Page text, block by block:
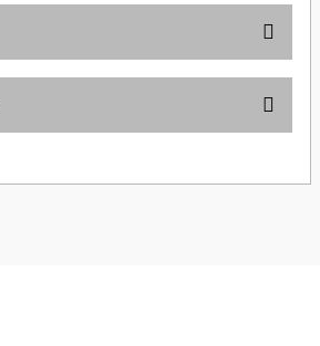
öneri formunu kullanarak tarafımıza